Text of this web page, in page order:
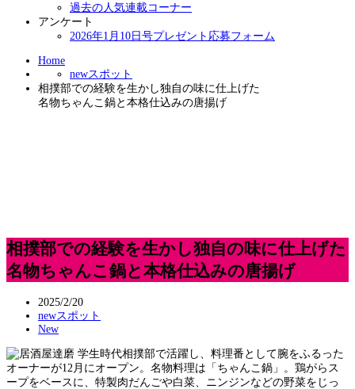
過去の人気連載コーナー
アンケート
2026年1月10日号プレゼント応募フォーム
Home
newスポット
相撲部での経験を生かし独自の味に仕上げた
名物ちゃんこ鍋と本格仕込みの唐揚げ
相撲部での経験を生かし独自の味に仕上げた
名物ちゃんこ鍋と本格仕込みの唐揚げ
2025/2/20
newスポット
New
学生時代相撲部で活躍し、料理番として腕をふるった
オーナーが12月にオープン。名物料理は「ちゃんこ鍋」。鶏がらス
ープをベースに、特製肉だんごや白菜、ニンジンなどの野菜をじっ